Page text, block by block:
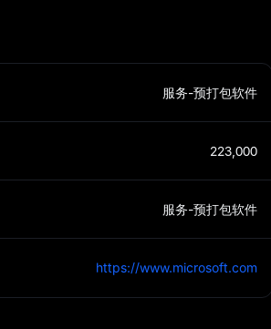
服务-预打包软件
223,000
服务-预打包软件
https://www.microsoft.com